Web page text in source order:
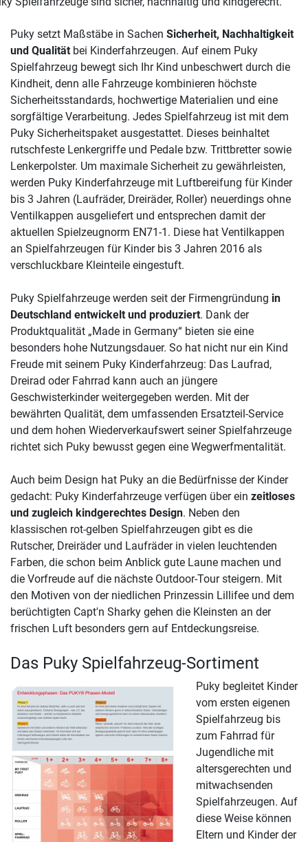
Puky setzt Maßstäbe in Sachen Sicherheit, Nachhaltigkeit
und Qualität bei Kinderfahrzeugen. Auf einem Puky
Spielfahrzeug bewegt sich Ihr Kind unbeschwert durch die
Kindheit, denn alle Fahrzeuge kombinieren höchste
Sicherheitsstandards, hochwertige Materialien und eine
sorgfältige Verarbeitung. Jedes Spielfahrzeug ist mit dem
Puky Sicherheitspaket ausgestattet. Dieses beinhaltet
rutschfeste Lenkergriffe und Pedale bzw. Trittbretter sowie
Lenkerpolster. Um maximale Sicherheit zu gewährleisten,
werden Puky Kinderfahrzeuge mit Luftbereifung für Kinder
bis 3 Jahren (Laufräder, Dreiräder, Roller) neuerdings ohne
Ventilkappen ausgeliefert und entsprechen damit der
aktuellen Spielzeugnorm EN71-1. Diese hat Ventilkappen
an Spielfahrzeugen für Kinder bis 3 Jahren 2016 als
verschluckbare Kleinteile eingestuft.
Puky Spielfahrzeuge werden seit der Firmengründung in
Deutschland entwickelt und produziert. Dank der
Produktqualität „Made in Germany“ bieten sie eine
besonders hohe Nutzungsdauer. So hat nicht nur ein Kind
Freude mit seinem Puky Kinderfahrzeug: Das Laufrad,
Dreirad oder Fahrrad kann auch an jüngere
Geschwisterkinder weitergegeben werden. Mit der
bewährten Qualität, dem umfassenden Ersatzteil-Service
und dem hohen Wiederverkaufswert seiner Spielfahrzeuge
richtet sich Puky bewusst gegen eine Wegwerfmentalität.
Auch beim Design hat Puky an die Bedürfnisse der Kinder
gedacht: Puky Kinderfahrzeuge verfügen über ein zeitloses
und zugleich kindgerechtes Design. Neben den
klassischen rot-gelben Spielfahrzeugen gibt es die
Rutscher, Dreiräder und Laufräder in vielen leuchtenden
Farben, die schon beim Anblick gute Laune machen und
die Vorfreude auf die nächste Outdoor-Tour steigern. Mit
den Motiven von der niedlichen Prinzessin Lillifee und dem
berüchtigten Capt'n Sharky gehen die Kleinsten an der
frischen Luft besonders gern auf Entdeckungsreise.
Das Puky Spielfahrzeug-Sortiment
Puky begleitet Kinder
vom ersten eigenen
Spielfahrzeug bis
zum Fahrrad für
Jugendliche mit
altersgerechten und
mitwachsenden
Spielfahrzeugen. Auf
diese Weise können
Eltern und Kinder der